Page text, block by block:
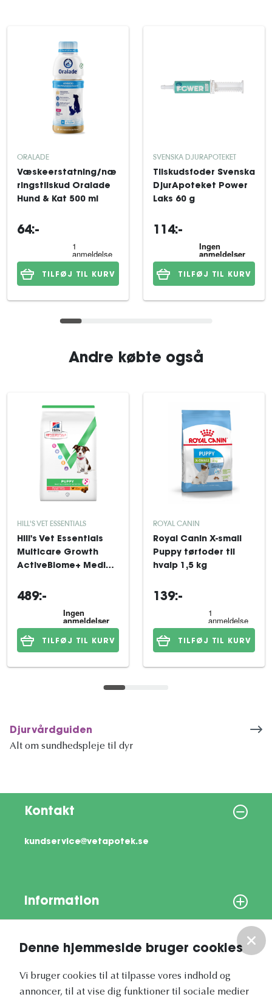
Denne hjemmeside bruger cookies
Vi bruger cookies til at tilpasse vores indhold og
annoncer, til at vise dig funktioner til sociale medier
ORALADE
Væskeerstatning/næ
ringstilskud Oralade
Hund & Kat 500 ml
64:-
TILFØJ TIL KURV
SVENSKA DJURAPOTEKET
Tilskudsfoder Svenska
DjurApoteket Power
Laks 60 g
114:-
TILFØJ TIL KURV
Andre købte også
HILL'S VET ESSENTIALS
Hill's Vet Essentials
Multicare Growth
ActiveBiome+ Medium
489:-
TILFØJ TIL KURV
ROYAL CANIN
Royal Canin X-small
Puppy tørfoder til
hvalp 1,5 kg
139:-
TILFØJ TIL KURV
Djurvårdguiden
Alt om sundhedspleje til dyr
Kontakt
kundservice@vetapotek.se
Information
Vores nyhedsbrev